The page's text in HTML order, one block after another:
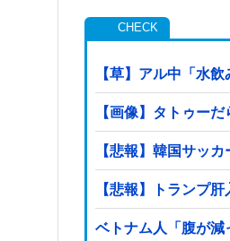
【草】アル中「水
【画像】タトゥー
【悲報】韓国サッ
【悲報】トランプ
ベトナム人「腹が減